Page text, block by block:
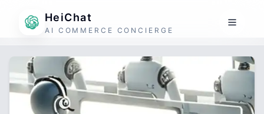
HeiChat
AI COMMERCE CONCIERGE